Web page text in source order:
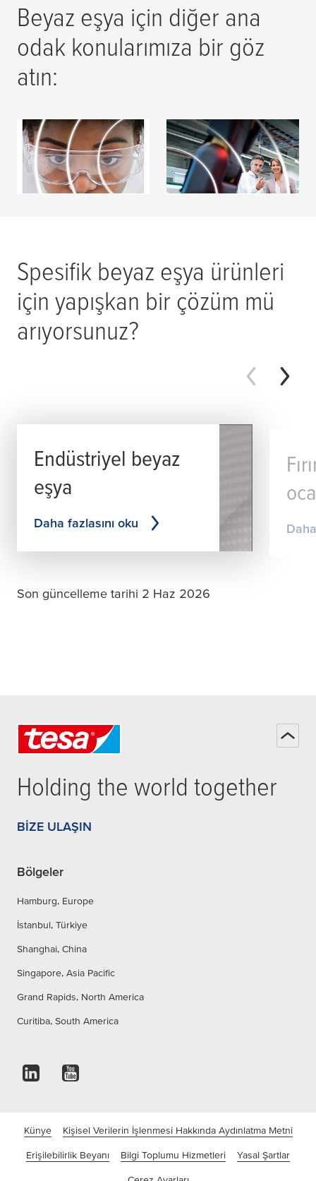
Beyaz eşya için diğer ana
odak konularımıza bir göz
atın:
Yenilik
DAHA FAZLASINI
OKU
İşbirliği
DAHA FAZLASINI
OKU
Spesifik beyaz eşya ürünleri
için yapışkan bir çözüm mü
arıyorsunuz?
Endüstriyel beyaz
eşya
Daha fazlasını oku
Son güncelleme tarihi 2 Haz 2026
Holding the world together
BIZE ULAŞIN
Bölgeler
Hamburg, Europe
İstanbul, Türkiye
Shanghai, China
Singapore, Asia Pacific
Grand Rapids, North America
Curitiba, South America
Künye Kişisel Verilerin İşlenmesi Hakkında Aydınlatma Metni
Erişilebilirlik Beyanı Bilgi Toplumu Hizmetleri Yasal Şartlar